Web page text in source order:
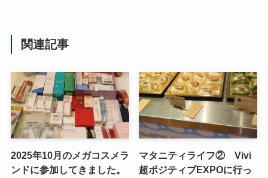
関連記事
2025年10月のメガコスメラ
ンドに参加してきました。
マタニティライフ② Vivi
超ポジティブEXPOに行っ